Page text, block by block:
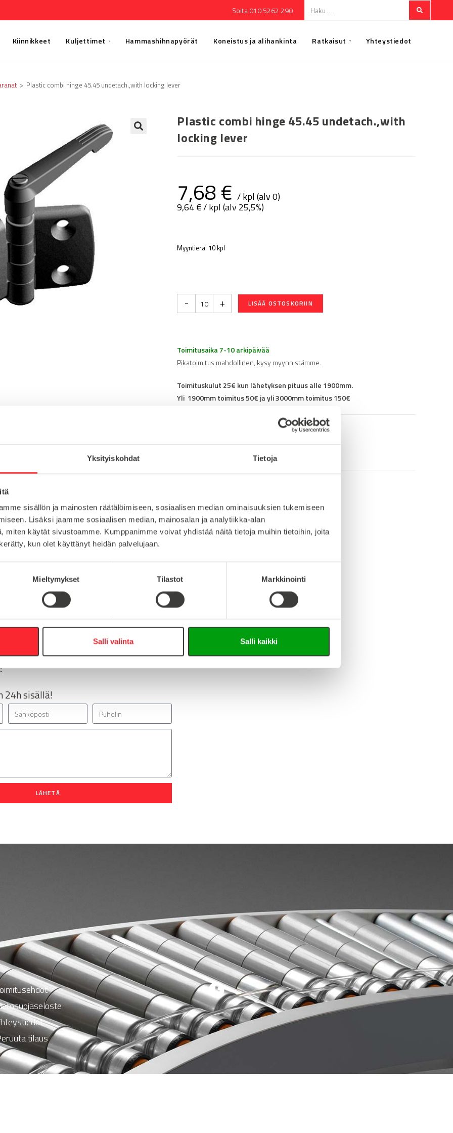
Yksityiskohdat Tietoja
sisällön ja mainosten räätälöimiseen, sosiaalisen median ominaisuuksien tukemiseen
Lisäksi jaamme sosiaalisen median, mainosalan ja analytiikka-alan
miten käytät sivustoamme. Kumppanimme voivat yhdistää näitä tietoja muihin tietoihin, joita
kun olet käyttänyt heidän palvelujaan.
Mieltymykset Tilastot Markkinointi
Salli valinta Salli kaikki
Soita 010 5262 290
Kiinnikkeet Kuljettimet Hammashihnapyörät Koneistus ja alihankinta Ratkaisut Yhteystiedot
> Plastic combi hinge 45.45 undetach.,with locking lever
Plastic combi hinge 45.45 undetach.,with
locking lever
7,68€ / kpl (alv 0)
9,64€/ kpl (alv 25,5%)
Myyntierä: 10 kpl
- + LISÄÄ OSTOSKORIIN
Toimitusaika 7-10 arkipäivää
Pikatoimitus mahdollinen, kysy myynnistämme.
Toimituskulut 25€ kun lähetyksen pituus alle 1900mm.
Yli 1900mm toimitus 50€ ja yli 3000mm toimitus 150€
Osasto
muovi
10
Lataa tuoteinfo (saksa/englanti)
Lataa 3D-tiedosto (Step-tiedosto)
info@easy-systems.fi
24h sisällä!
LÄHETÄ
tilaus